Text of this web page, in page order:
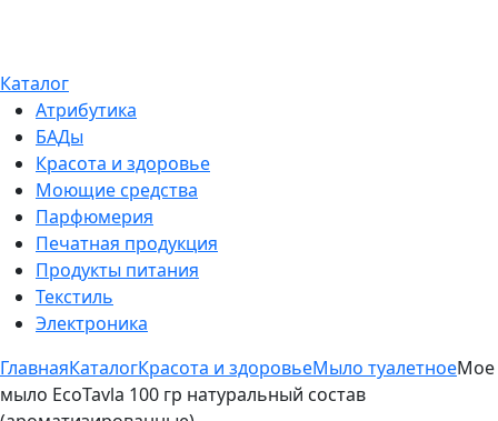
Каталог
Атрибутика
БАДы
Красота и здоровье
Моющие средства
Парфюмерия
Печатная продукция
Продукты питания
Текстиль
Электроника
ГлавнаяКаталогКрасота и здоровьеМыло туалетноеМое
мыло EcoTavla 100 гр натуральный состав